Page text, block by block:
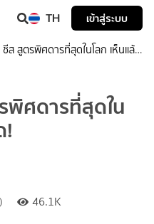
TH เข้าสู่ระบบ
ส สูตรพิศดารที่สุดในโลก เห็นแล้ว
พิศดารที่สุดใน
!
46.1K